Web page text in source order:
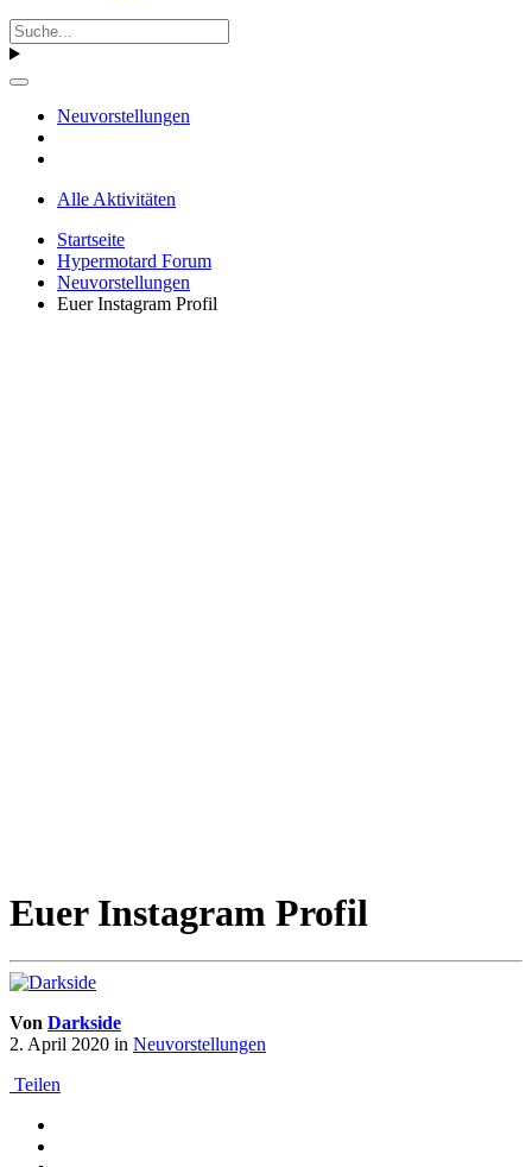
Neuvorstellungen
Alle Aktivitäten
Startseite
Hypermotard Forum
Neuvorstellungen
Euer Instagram Profil
Euer Instagram Profil
Von Darkside
2. April 2020 in Neuvorstellungen
Teilen